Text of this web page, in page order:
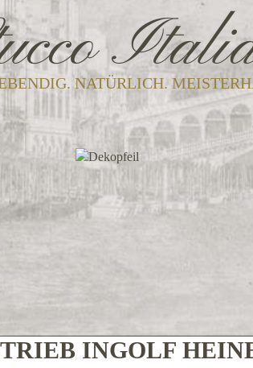
NATÜRLICH.
INGOLF